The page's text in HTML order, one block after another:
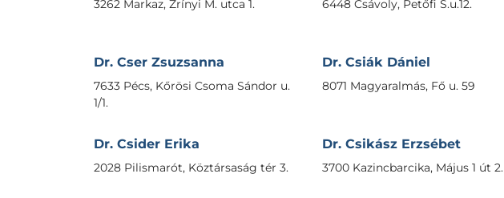
3262 Markaz, Zrínyi M. utca 1. 6448 Csávoly, Petőfi S.u.12.
Dr. Cser Zsuzsanna
7633 Pécs, Kőrösi Csoma Sándor u.
1/1.
Dr. Csiák Dániel
8071 Magyaralmás, Fő u. 59
Dr. Csider Erika
2028 Pilismarót, Köztársaság tér 3.
Dr. Csikász Erzsébet
3700 Kazincbarcika, Május 1 út 2.